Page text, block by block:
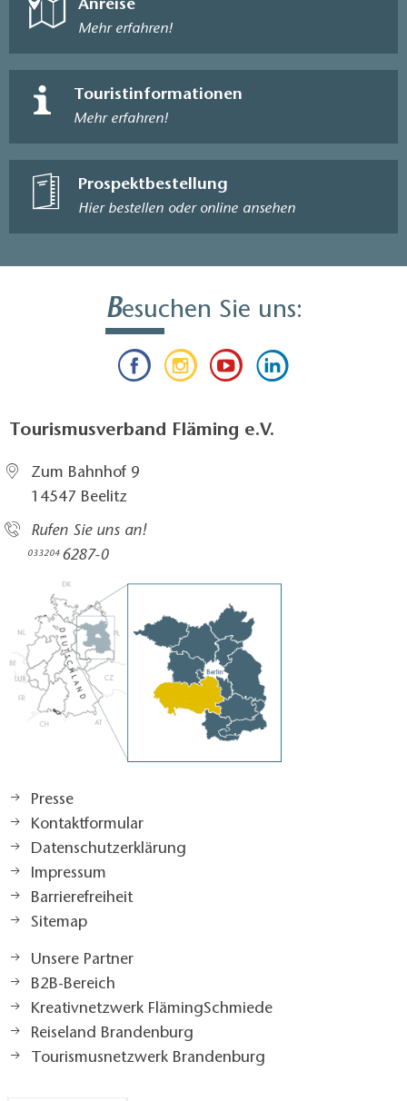
Anreise
Mehr erfahren!
Touristinformationen
Mehr erfahren!
Prospektbestellung
Hier bestellen oder online ansehen
Besuchen Sie uns:
Tourismusverband Fläming e.V.
Zum Bahnhof 9
14547 Beelitz
Rufen Sie uns an!
033204 6287-0
Presse
Kontaktformular
Datenschutzerklärung
Impressum
Barrierefreiheit
Sitemap
Unsere Partner
B2B-Bereich
Kreativnetzwerk FlämingSchmiede
Reiseland Brandenburg
Tourismusnetzwerk Brandenburg